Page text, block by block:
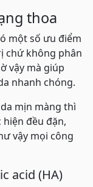
thoa
một số ưu điểm
chứ không phân
vậy mà giúp
nhanh chóng.
mịn màng thì
đều đặn,
vậy mọi công
acid (HA)